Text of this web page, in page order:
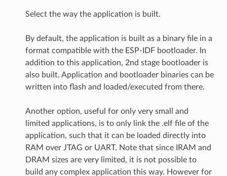
Select the way the application is built.
By default, the application is built as a binary file in a
format compatible with the ESP-IDF bootloader. In
addition to this application, 2nd stage bootloader is
also built. Application and bootloader binaries can be
written into flash and loaded/executed from there.
Another option, useful for only very small and
limited applications, is to only link the .elf file of the
application, such that it can be loaded directly into
RAM over JTAG or UART. Note that since IRAM and
DRAM sizes are very limited, it is not possible to
build any complex application this way. However for